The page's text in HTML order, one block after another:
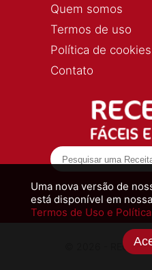
Uma nova versão de
está disponível em
Termos de Uso e
Quem somos
Termos de uso
Política de cookies
Contato
© 2026 -